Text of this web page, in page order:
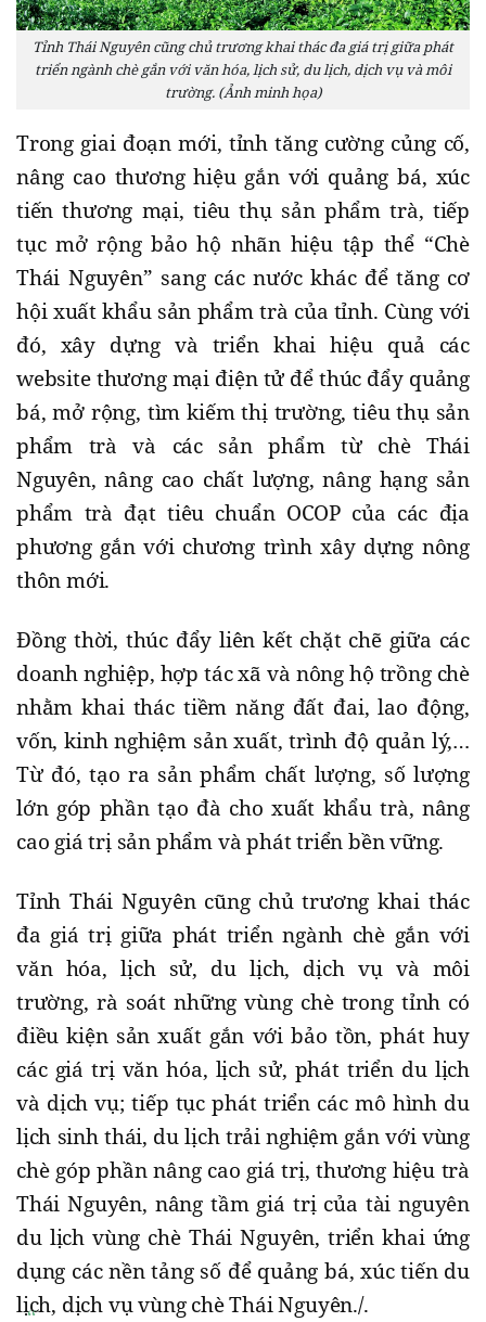
Tỉnh Thái Nguyên cũng chủ trương khai thác đa giá trị giữa phát
triển ngành chè gắn với văn hóa, lịch sử, du lịch, dịch vụ và môi
trường. (Ảnh minh họa)
Trong giai đoạn mới, tỉnh tăng cường củng cố,
nâng cao thương hiệu gắn với quảng bá, xúc
tiến thương mại, tiêu thụ sản phẩm trà, tiếp
tục mở rộng bảo hộ nhãn hiệu tập thể “Chè
Thái Nguyên” sang các nước khác để tăng cơ
hội xuất khẩu sản phẩm trà của tỉnh. Cùng với
đó, xây dựng và triển khai hiệu quả các
website thương mại điện tử để thúc đẩy quảng
bá, mở rộng, tìm kiếm thị trường, tiêu thụ sản
phẩm trà và các sản phẩm từ chè Thái
Nguyên, nâng cao chất lượng, nâng hạng sản
phẩm trà đạt tiêu chuẩn OCOP của các địa
phương gắn với chương trình xây dựng nông
thôn mới.
Đồng thời, thúc đẩy liên kết chặt chẽ giữa các
doanh nghiệp, hợp tác xã và nông hộ trồng chè
nhằm khai thác tiềm năng đất đai, lao động,
vốn, kinh nghiệm sản xuất, trình độ quản lý,…
Từ đó, tạo ra sản phẩm chất lượng, số lượng
lớn góp phần tạo đà cho xuất khẩu trà, nâng
cao giá trị sản phẩm và phát triển bền vững.
Tỉnh Thái Nguyên cũng chủ trương khai thác
đa giá trị giữa phát triển ngành chè gắn với
văn hóa, lịch sử, du lịch, dịch vụ và môi
trường, rà soát những vùng chè trong tỉnh có
điều kiện sản xuất gắn với bảo tồn, phát huy
các giá trị văn hóa, lịch sử, phát triển du lịch
và dịch vụ; tiếp tục phát triển các mô hình du
lịch sinh thái, du lịch trải nghiệm gắn với vùng
chè góp phần nâng cao giá trị, thương hiệu trà
Thái Nguyên, nâng tầm giá trị của tài nguyên
du lịch vùng chè Thái Nguyên, triển khai ứng
dụng các nền tảng số để quảng bá, xúc tiến du
lịch, dịch vụ vùng chè Thái Nguyên./.